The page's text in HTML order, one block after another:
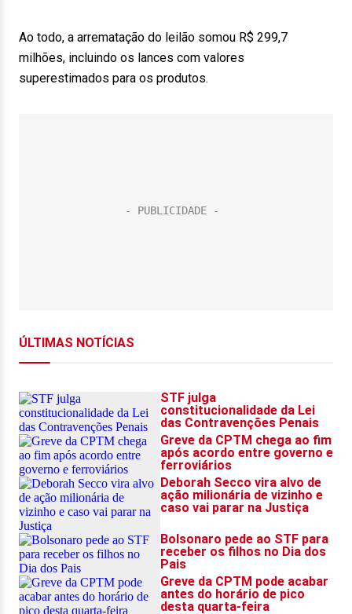
Ao todo, a arrematação do leilão somou R$ 299,7
milhões, incluindo os lances com valores
superestimados para os produtos.